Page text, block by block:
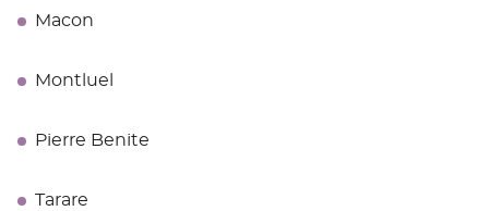
Macon
Montluel
Pierre Benite
Tarare